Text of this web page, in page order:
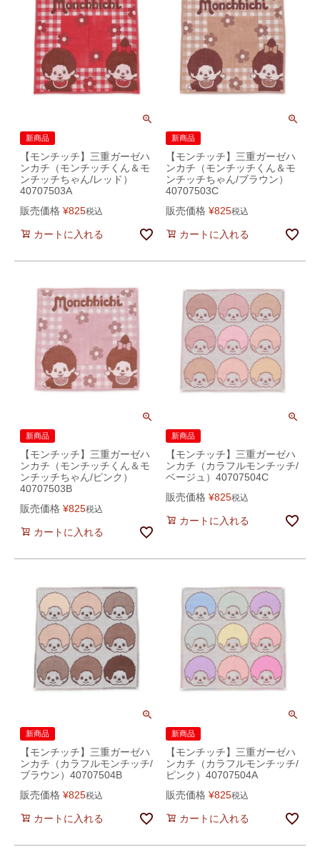
新商品
【モンチッチ】三重ガーゼハ
ンカチ（モンチッチくん＆モ
ンチッチちゃん/レッド）
40707503A
販売価格 ¥825税込
カートに入れる
新商品
【モンチッチ】三重ガーゼハ
ンカチ（モンチッチくん＆モ
ンチッチちゃん/ブラウン）
40707503C
販売価格 ¥825税込
カートに入れる
新商品
【モンチッチ】三重ガーゼハ
ンカチ（モンチッチくん＆モ
ンチッチちゃん/ピンク）
40707503B
販売価格 ¥825税込
カートに入れる
新商品
【モンチッチ】三重ガーゼハ
ンカチ（カラフルモンチッチ/
ベージュ）40707504C
販売価格 ¥825税込
カートに入れる
新商品
【モンチッチ】三重ガーゼハ
ンカチ（カラフルモンチッチ/
ブラウン）40707504B
販売価格 ¥825税込
カートに入れる
新商品
【モンチッチ】三重ガーゼハ
ンカチ（カラフルモンチッチ/
ピンク）40707504A
販売価格 ¥825税込
カートに入れる